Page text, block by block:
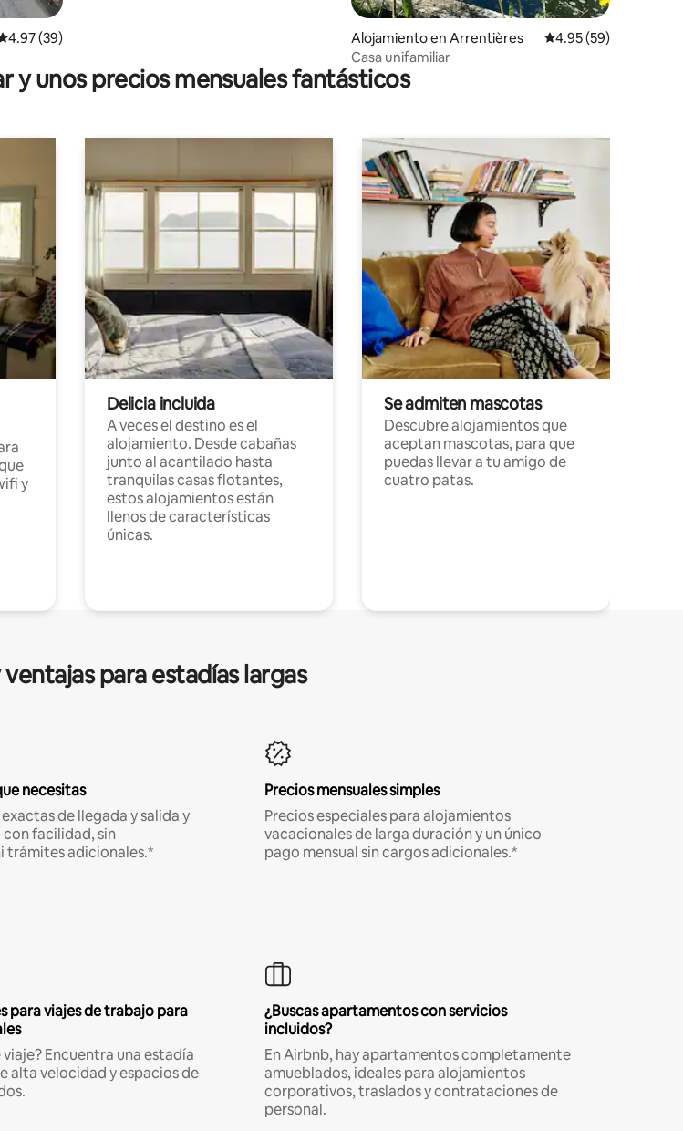
promedio: 4.97 de 5, 39 reseñas
4.97 (39)
Alojamiento en Arrentières Calificación
4.95 (59)
Casa unifamiliar
y unos precios mensuales fantásticos
y
Delicia incluida
A veces el destino es el
alojamiento. Desde cabañas
junto al acantilado hasta
tranquilas casas flotantes,
estos alojamientos están
llenos de características
únicas.
Se admiten mascotas
Descubre alojamientos que
aceptan mascotas, para que
puedas llevar a tu amigo de
cuatro patas.
para estadías largas
necesitas
de llegada y salida y
con facilidad, sin
trámites adicionales.*
Precios mensuales simples
Precios especiales para alojamientos
vacacionales de larga duración y un único
pago mensual sin cargos adicionales.*
para viajes de trabajo para
Encuentra una estadía
alta velocidad y espacios de
¿Buscas apartamentos con servicios
incluidos?
En Airbnb, hay apartamentos completamente
amueblados, ideales para alojamientos
corporativos, traslados y contrataciones de
personal.